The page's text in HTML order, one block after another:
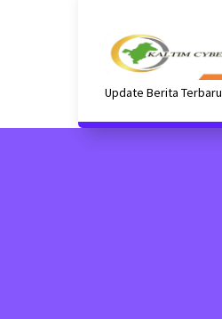
Update Berita Terbaru